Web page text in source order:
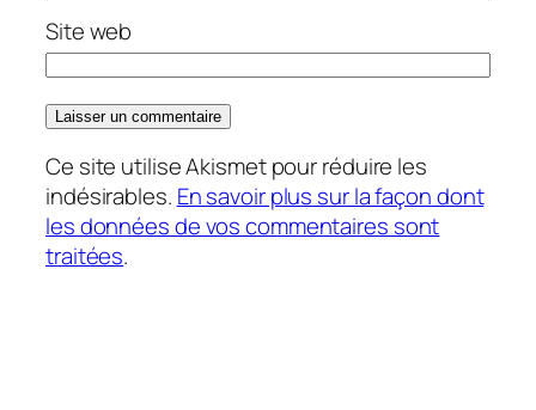
Site web
Ce site utilise Akismet pour réduire les
indésirables. En savoir plus sur la façon dont
les données de vos commentaires sont
traitées.